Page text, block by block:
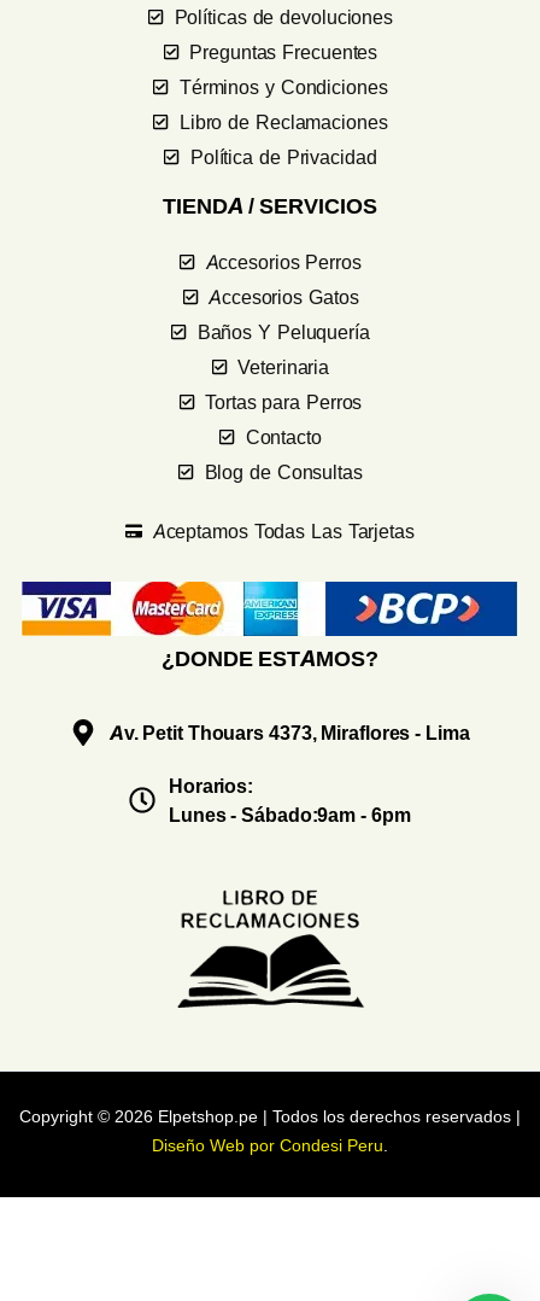
Políticas de devoluciones
Preguntas Frecuentes
Términos y Condiciones
Libro de Reclamaciones
Política de Privacidad
TIENDA / SERVICIOS
Accesorios Perros
Accesorios Gatos
Baños Y Peluquería
Veterinaria
Tortas para Perros
Contacto
Blog de Consultas
Aceptamos Todas Las Tarjetas
¿DONDE ESTAMOS?
Av. Petit Thouars 4373, Miraflores - Lima
Horarios:
Lunes - Sábado:9am - 6pm
Copyright © 2026 Elpetshop.pe | Todos los derechos reservados |
Diseño Web por Condesi Peru.